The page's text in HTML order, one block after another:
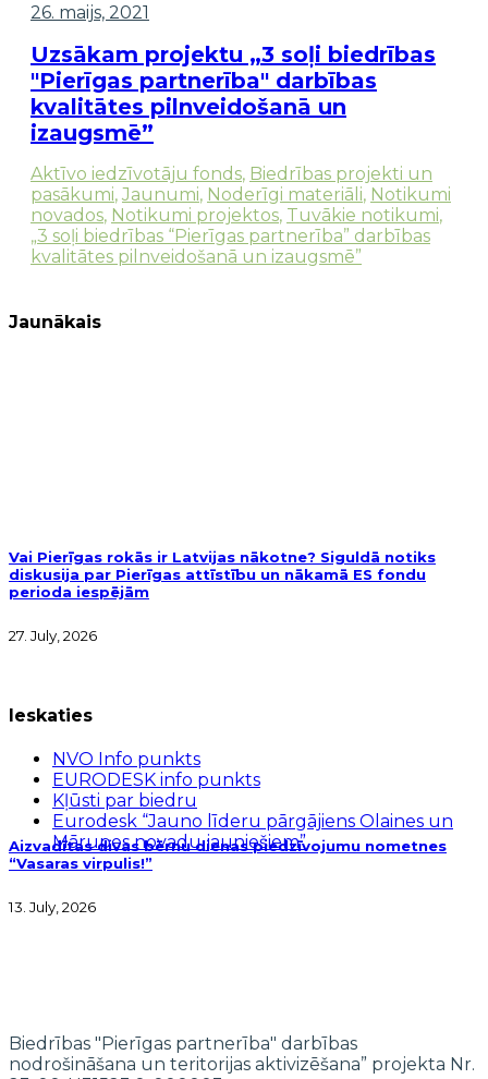
26. maijs, 2021
Uzsākam projektu „3 soļi biedrības
"Pierīgas partnerība" darbības
kvalitātes pilnveidošanā un
izaugsmē”
Aktīvo iedzīvotāju fonds, Biedrības projekti un
pasākumi, Jaunumi, Noderīgi materiāli, Notikumi
novados, Notikumi projektos, Tuvākie notikumi,
„3 soļi biedrības “Pierīgas partnerība” darbības
kvalitātes pilnveidošanā un izaugsmē”
Jaunākais
Vai Pierīgas rokās ir Latvijas nākotne? Siguldā notiks
diskusija par Pierīgas attīstību un nākamā ES fondu
perioda iespējām
27. July, 2026
Aizvadītas divas bērnu dienas piedzīvojumu nometnes
“Vasaras virpulis!”
13. July, 2026
Ieskaties
NVO Info punkts
EURODESK info punkts
Kļūsti par biedru
Eurodesk “Jauno līderu pārgājiens Olaines un
Mārupes novadu jauniešiem”
Biedrības "Pierīgas partnerība" darbības
nodrošināšana un teritorijas aktivizēšana” projekta Nr.